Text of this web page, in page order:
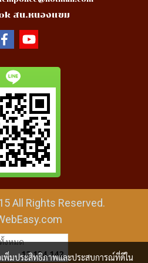
สน.หนองแขม
All Rights Reserved.
งหมด
12,134,142
เพิ่มประสิทธิภาพและประสบการณ์ที่ดีใน